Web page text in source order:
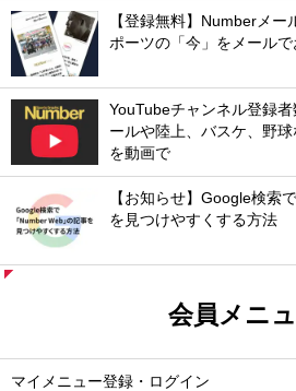
【登録無料】Numberメ
ポーツの「今」をメールで
YouTubeチャンネル登録
ールや陸上、バスケ、野
を動画で
【お知らせ】Google検索
を見つけやすくする方法
会員メニ
マイメニュー登録・ログイン